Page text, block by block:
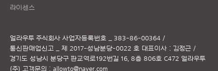
라이센스
얼라우투 주식회사 사업자등록번호 _ 383-86-00364 /
통신판매업신고 _ 제 2017-성남분당-0022 호 대표이사 : 김정근 /
경기도 성남시 분당구 판교역로192번길 16, 8층 806호 C472 얼라우투
(주) 고객문의 : allowto@naver.com